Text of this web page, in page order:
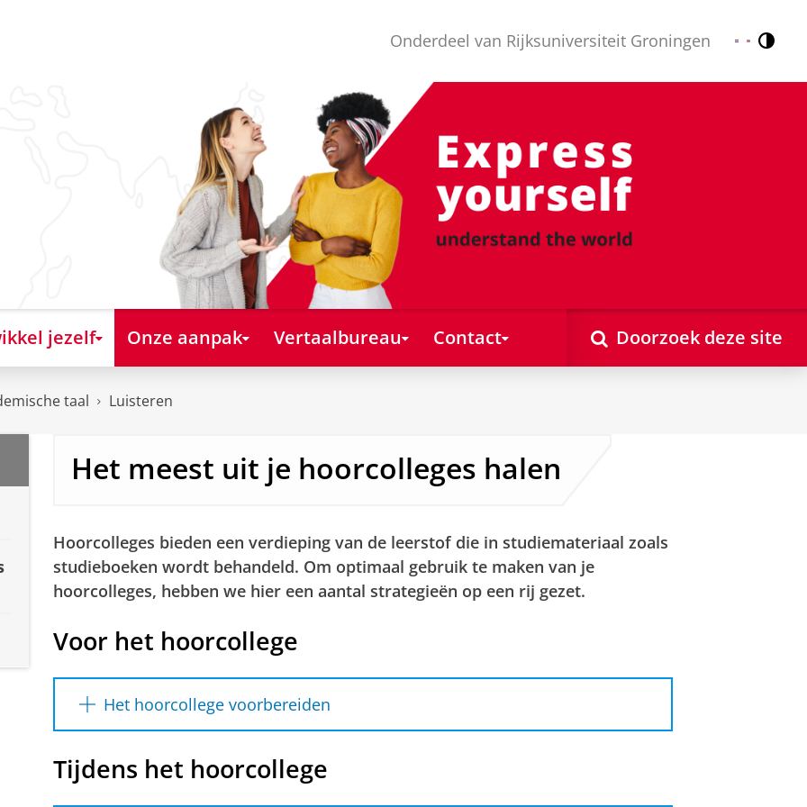
Onderdeel van Rijksuniversiteit Groningen Nederlands
English
jezelf Onze aanpak Vertaalbureau Contact Doorzoek deze site
taal Luisteren
Het meest uit je hoorcolleges halen
Hoorcolleges bieden een verdieping van de leerstof die in studiemateriaal zoals
studieboeken wordt behandeld. Om optimaal gebruik te maken van je
hoorcolleges, hebben we hier een aantal strategieën op een rij gezet.
Voor het hoorcollege
Het hoorcollege voorbereiden
Tijdens het hoorcollege